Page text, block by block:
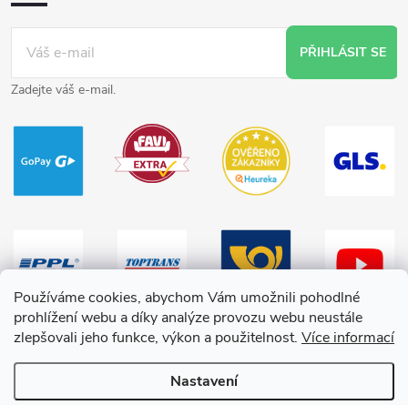
Používáme cookies, abychom Vám umožnili pohodlné
prohlížení webu a díky analýze provozu webu neustále
zlepšovali jeho funkce, výkon a použitelnost. Více informací
Nastavení
PŘIHLÁSIT SE
Zadejte váš e-mail.